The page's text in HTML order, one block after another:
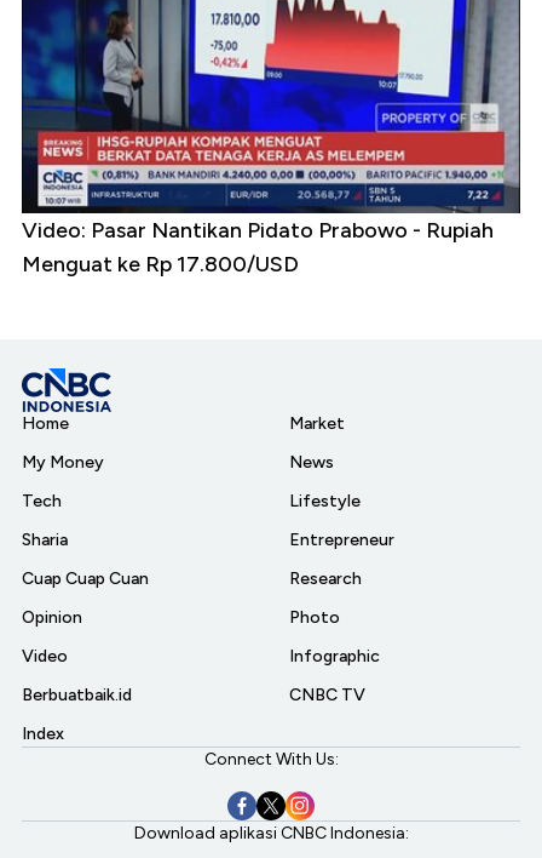
Video: Pasar Nantikan Pidato Prabowo - Rupiah
Menguat ke Rp 17.800/USD
Home
My Money
Tech
Sharia
Cuap Cuap Cuan
Opinion
Video
Berbuatbaik.id
Index
Market
News
Lifestyle
Entrepreneur
Research
Photo
Infographic
CNBC TV
Connect With Us:
Download aplikasi CNBC Indonesia: